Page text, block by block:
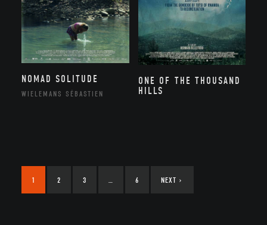
NOMAD SOLITUDE
WIELEMANS SÉBASTIEN
ONE OF THE THOUSAND
HILLS
1 2 3 6 NEXT ›